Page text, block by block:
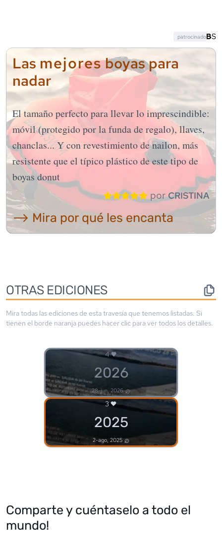
Las mejoresboyas para
nadar
El tamaño perfecto para llevar lo imprescindible:
móvil (protegido por la funda de regalo), llaves,
chanclas... Y con revestimiento de nailon, más
resistente que el típico plástico de este tipo de
boyas donut
porCRISTINA
⟶ Mira por qué les encanta
patrocinado
OTRAS EDICIONES
Mira todas las ediciones de esta travesía que tenemos listadas. Si
tienen el borde naranja puedes hacer clic para ver todos los detalles.
4
2026
28-jun, 2026
3
2025
2-ago, 2025
Comparte y cuéntaselo a todo el
mundo!